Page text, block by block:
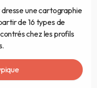
une cartographie
de 16 types de
chez les profils